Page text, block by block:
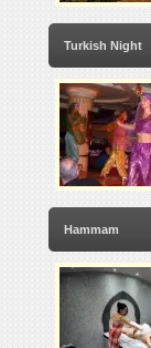
Turkish Night
Hammam